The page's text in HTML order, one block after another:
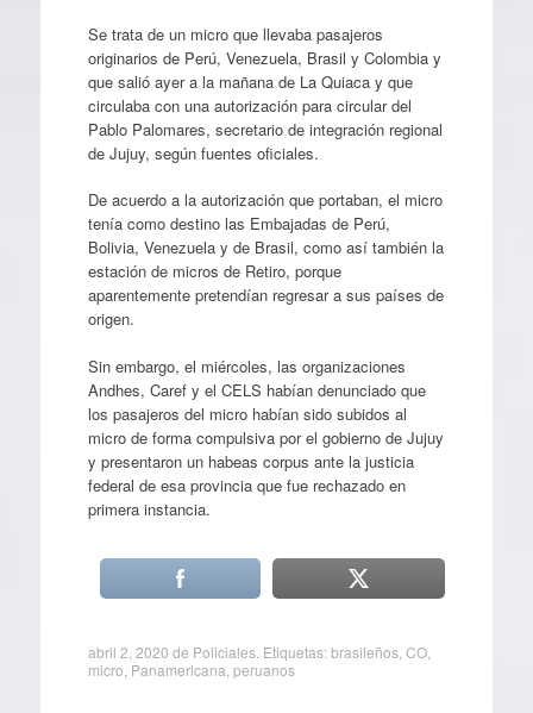
Se trata de un micro que llevaba pasajeros
originarios de Perú, Venezuela, Brasil y Colombia y
que salió ayer a la mañana de La Quiaca y que
circulaba con una autorización para circular del
Pablo Palomares, secretario de integración regional
de Jujuy, según fuentes oficiales.
De acuerdo a la autorización que portaban, el micro
tenía como destino las Embajadas de Perú,
Bolivia, Venezuela y de Brasil, como así también la
estación de micros de Retiro, porque
aparentemente pretendían regresar a sus países de
origen.
Sin embargo, el miércoles, las organizaciones
Andhes, Caref y el CELS habían denunciado que
los pasajeros del micro habían sido subidos al
micro de forma compulsiva por el gobierno de Jujuy
y presentaron un habeas corpus ante la justicia
federal de esa provincia que fue rechazado en
primera instancia.
abril 2, 2020 de Policiales. Etiquetas:brasileños, CO,
micro Panamericana peruanos